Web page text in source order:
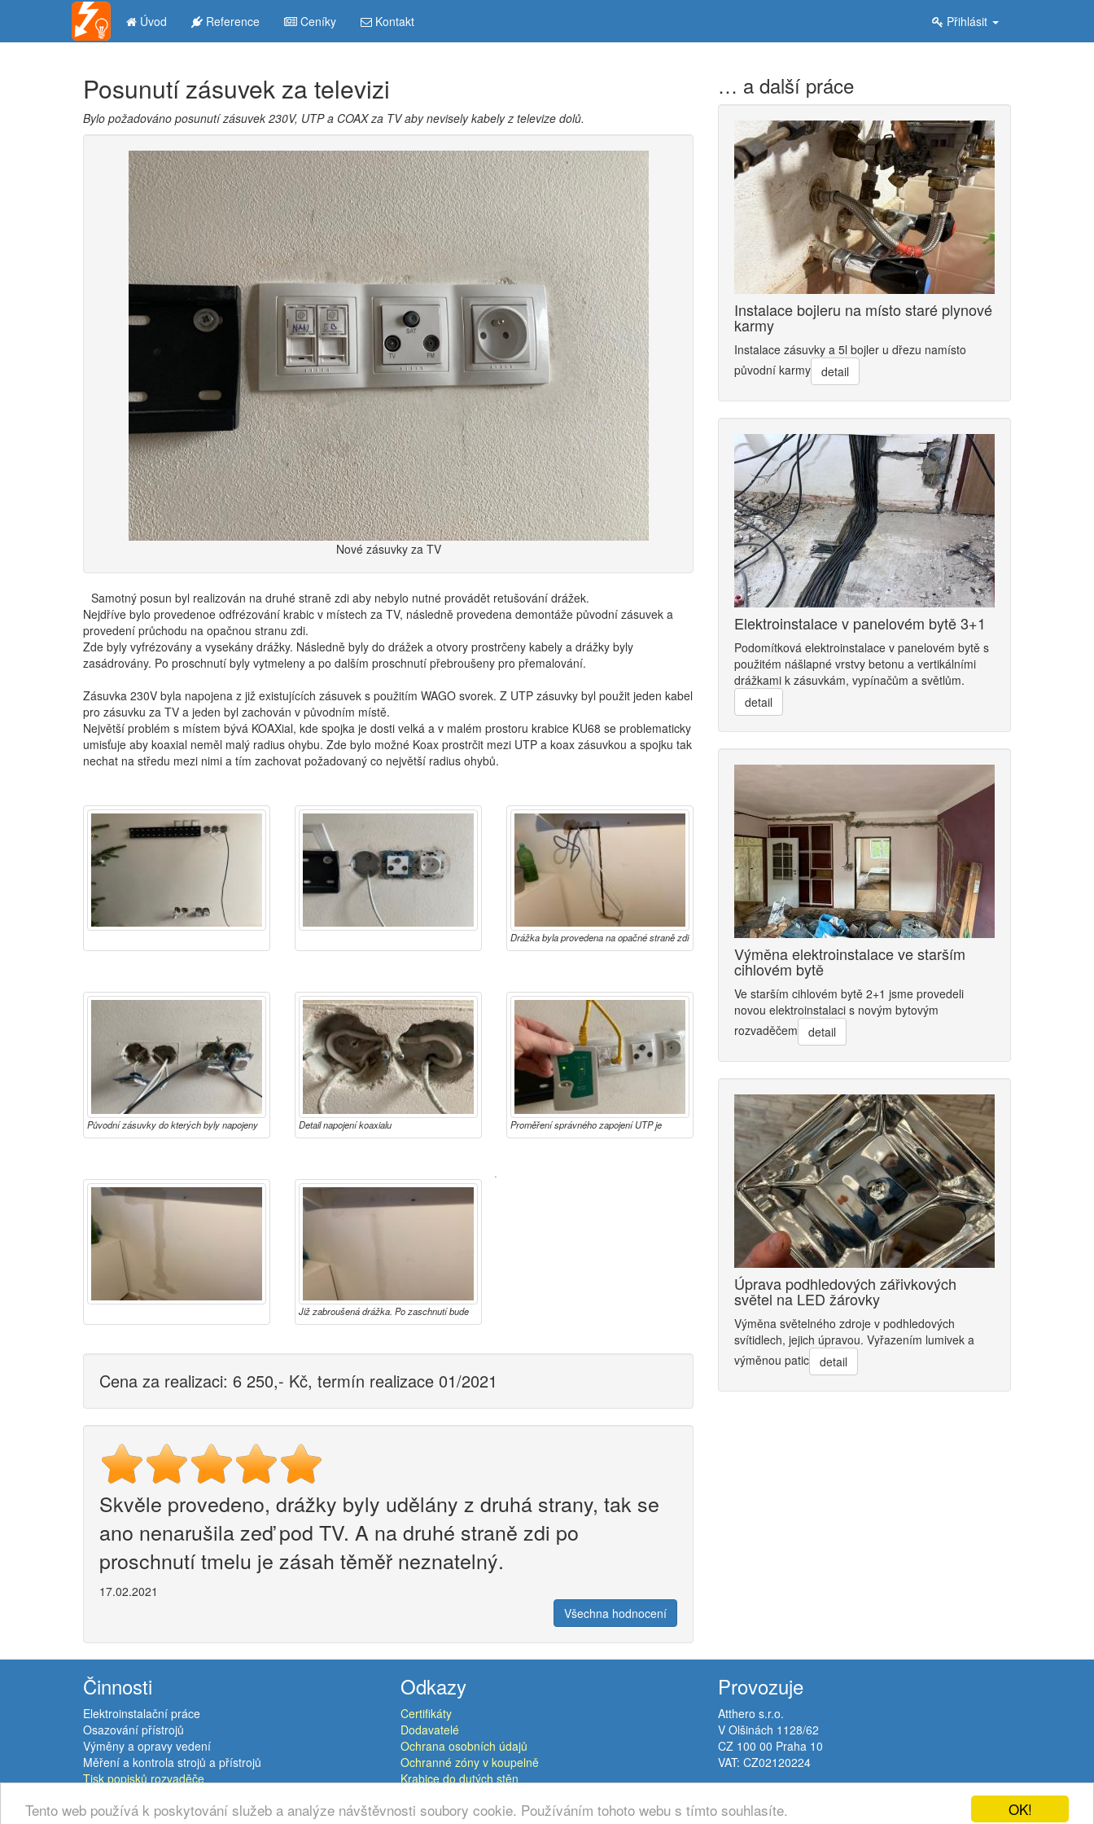
OK!
Tento web používá k poskytování služeb a analýze návštěvnosti soubory cookie. Používáním tohoto webu s tímto souhlasíte.
Úvod Reference Ceníky Kontakt Přihlásit
Posunutí zásuvek za televizi
Bylo požadováno posunutí zásuvek 230V, UTP a COAX za TV aby nevisely kabely z televize dolů.
Nové zásuvky za TV
Samotný posun byl realizován na druhé straně zdi aby nebylo nutné provádět retušování drážek.
Nejdříve bylo provedenoe odfrézování krabic v místech za TV, následně provedena demontáže původní zásuvek a
provedení průchodu na opačnou stranu zdi.
Zde byly vyfrézovány a vysekány drážky. Následně byly do drážek a otvory prostrčeny kabely a drážky byly
zasádrovány. Po proschnutí byly vytmeleny a po dalším proschnutí přebroušeny pro přemalování.
Zásuvka 230V byla napojena z již existujících zásuvek s použitím WAGO svorek. Z UTP zásuvky byl použit jeden kabel
pro zásuvku za TV a jeden byl zachován v původním místě.
Největší problém s místem bývá KOAXial, kde spojka je dosti velká a v malém prostoru krabice KU68 se problematicky
umisťuje aby koaxial neměl malý radius ohybu. Zde bylo možné Koax prostrčit mezi UTP a koax zásuvkou a spojku tak
nechat na středu mezi nimi a tím zachovat požadovaný co největší radius ohybů.
Drážka byla provedena na opačné straně zdi
Původní zásuvky do kterých byly napojeny
přívody do nového místa
Detail napojení koaxialu
Proměření správného zapojení UTP je
samozřejmostí
Již zabroušená drážka. Po zaschnutí bude
téměř neviditelná a stačí přemalovat aby
·
Cena za realizaci: 6 250,- Kč, termín realizace 01/2021
Skvěle provedeno, drážky byly udělány z druhá strany, tak se
ano nenarušila zeď pod TV. A na druhé straně zdi po
proschnutí tmelu je zásah těměř neznatelný.
17.02.2021
Všechna hodnocení
… a další práce
Instalace bojleru na místo staré plynové
karmy
Instalace zásuvky a 5l bojler u dřezu namísto
původní karmy
detail
Elektroinstalace v panelovém bytě 3+1
Podomítková elektroinstalace v panelovém bytě s
použitém nášlapné vrstvy betonu a vertikálními
drážkami k zásuvkám, vypínačům a světlům.
detail
Výměna elektroinstalace ve starším
cihlovém bytě
Ve starším cihlovém bytě 2+1 jsme provedeli
novou elektroinstalaci s novým bytovým
rozvaděčem
detail
Úprava podhledových zářivkových
světel na LED žárovky
Výměna světelného zdroje v podhledových
svítidlech, jejich úpravou. Vyřazením lumivek a
výměnou patic
detail
Činnosti
Elektroinstalační práce
Osazování přístrojů
Výměny a opravy vedení
Měření a kontrola strojů a přístrojů
Tisk popisků rozvaděče
Odkazy
Certifikáty
Dodavatelé
Ochrana osobních údajů
Ochranné zóny v koupelně
Krabice do dutých stěn
Provozuje
Atthero s.r.o.
V Olšinách 1128/62
CZ 100 00 Praha 10
VAT: CZ02120224
© Copyright 2015-2026 Atthero s.r.o.All rights reserved.